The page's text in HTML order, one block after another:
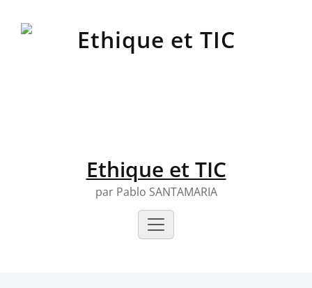
Ethique et TIC
par Pablo SANTAMARIA